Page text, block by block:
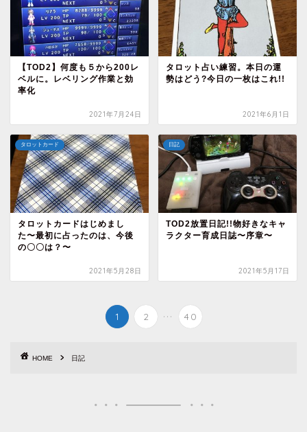
【TOD2】何度も５から200レ
ベルに。レベリング作業と効
率化
2021年7月24日
タロット占い練習。本日の運
勢はどう?今日の一枚はこれ!!
2021年6月1日
タロットカード
タロットカードはじめまし
た〜最初に占ったのは、今後
の〇〇は？〜
2021年5月28日
日記
TOD2放置日記!!物好きなキャ
ラクター育成日誌〜序章〜
2021年5月17日
1 2 ... 40
HOME 日記